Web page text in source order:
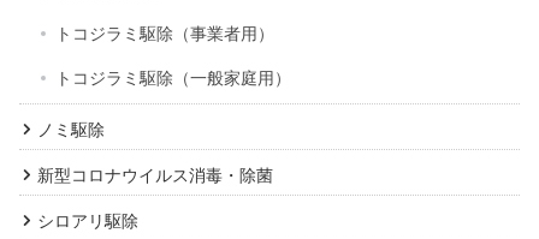
トコジラミ駆除（事業者用）
トコジラミ駆除（一般家庭用）
ノミ駆除
新型コロナウイルス消毒・除菌
シロアリ駆除